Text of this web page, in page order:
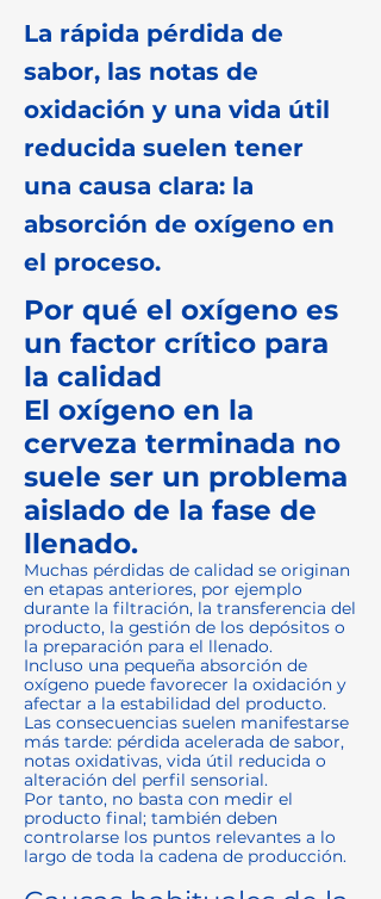
La rápida pérdida de
sabor, las notas de
oxidación y una vida útil
reducida suelen tener
una causa clara: la
absorción de oxígeno en
el proceso.
Por qué el oxígeno es
un factor crítico para
la calidad
El oxígeno en la
cerveza terminada no
suele ser un problema
aislado de la fase de
llenado.
Muchas pérdidas de calidad se originan
en etapas anteriores, por ejemplo
durante la filtración, la transferencia del
producto, la gestión de los depósitos o
la preparación para el llenado.
Incluso una pequeña absorción de
oxígeno puede favorecer la oxidación y
afectar a la estabilidad del producto.
Las consecuencias suelen manifestarse
más tarde: pérdida acelerada de sabor,
notas oxidativas, vida útil reducida o
alteración del perfil sensorial.
Por tanto, no basta con medir el
producto final; también deben
controlarse los puntos relevantes a lo
largo de toda la cadena de producción.